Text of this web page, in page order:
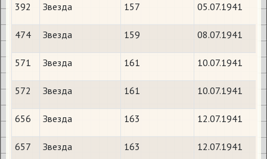
392 Звезда 157 05.07.1941
474 Звезда 159 08.07.1941
571 Звезда 161 10.07.1941
572 Звезда 161 10.07.1941
656 Звезда 163 12.07.1941
657 Звезда 163 12.07.1941